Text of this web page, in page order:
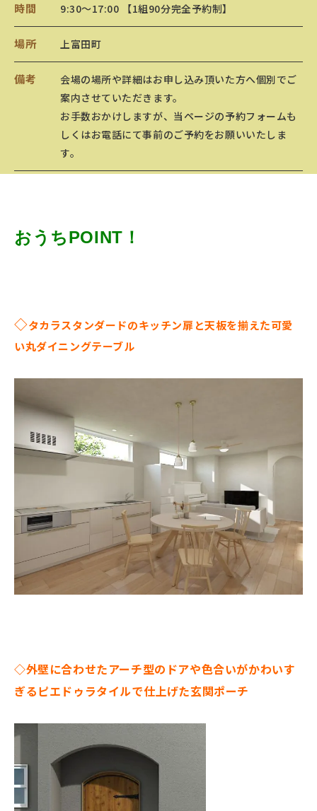
時間 9:30～17:00 【1組90分完全予約制】
場所 上富田町
備考
会場の場所や詳細はお申し込み頂いた方へ個別でご
案内させていただきます。
お手数おかけしますが、当ページの予約フォームも
しくはお電話にて事前のご予約をお願いいたしま
す。
おうちPOINT！
◇タカラスタンダードのキッチン扉と天板を揃えた可愛
い丸ダイニングテーブル
◇外壁に合わせたアーチ型のドアや色合いがかわいす
ぎるピエドゥラタイルで仕上げた玄関ポーチ